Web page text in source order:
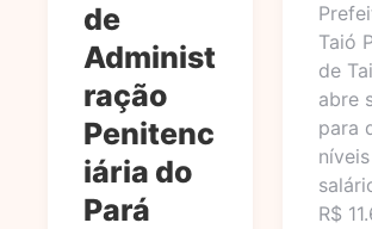
de
Administ
ração
Penitenc
iária do
Pará
Taió
de
abre
para
R$